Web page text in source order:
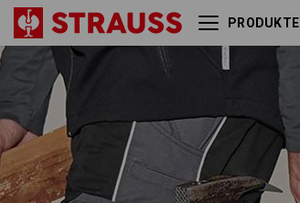
PRODUKTE
Bundhose e.s.active